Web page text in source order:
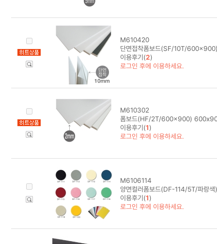
M610420
단면접착폼보드(SF/10T/
이용후기(2)
로그인 후에 이용하세요.
M610302
폼보드(HF/2T/600x900)
이용후기(1)
로그인 후에 이용하세요.
M6106114
양면컬러폼보드(DF-114/5T/파랑
이용후기(1)
로그인 후에 이용하세요.